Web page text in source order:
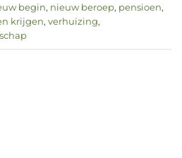
begin, nieuw beroep, pensioen,
krijgen, verhuizing,